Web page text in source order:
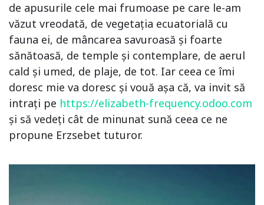
de apusurile cele mai frumoase pe care le-am
văzut vreodată, de vegetația ecuatorială cu
fauna ei, de mâncarea savuroasă și foarte
sănătoasă, de temple și contemplare, de aerul
cald și umed, de plaje, de tot. Iar ceea ce îmi
doresc mie va doresc și vouă așa că, va invit să
intrați pe https://elizabeth-frequency.odoo.com
și să vedeți cât de minunat sună ceea ce ne
propune Erzsebet tuturor.